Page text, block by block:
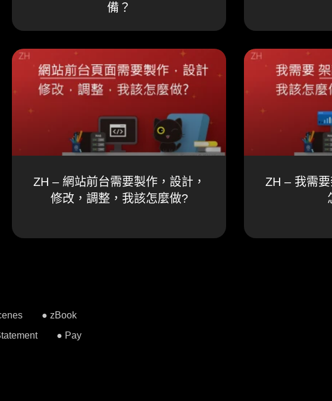
備？
ZH – 網站前台需要製作，設計，
修改，調整，我該怎麼做?
ZH – 我需
● zBook
● Pay